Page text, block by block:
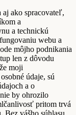
aj ako spracovateľ,
a
a technickú
webu a
môjho podnikania
len z dôvodu
moji
údaje, sú
a o
by ohrozilo
pritom trvá
Bez vášho súhlasu